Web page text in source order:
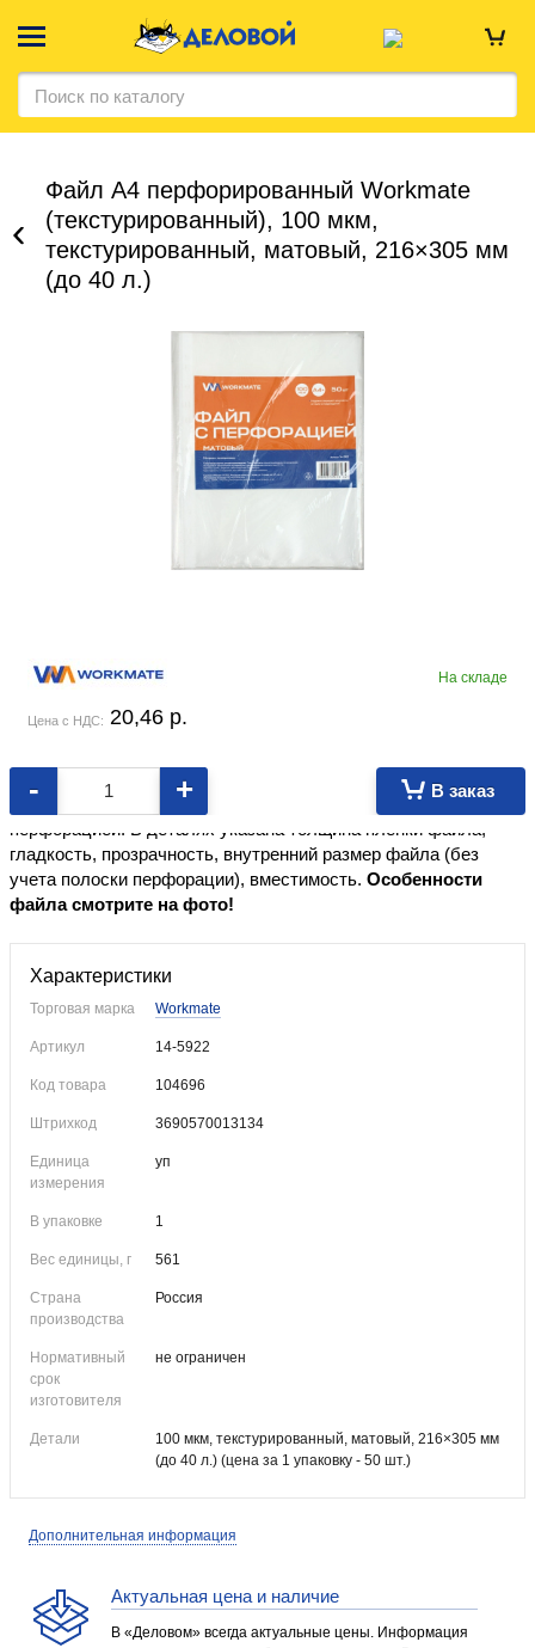
Файл А4 перфорированный Workmate
(текстурированный), 100 мкм,
текстурированный, матовый, 216×305 мм
(до 40 л.)
На складе
Цена с НДС: 20,46 p.
- + В заказ
Файл из полипропиленовой пленки с универсальной боковой
перфорацией. В деталях указана толщина пленки файла,
гладкость, прозрачность, внутренний размер файла (без
учета полоски перфорации), вместимость. Особенности
файла смотрите на фото!
Характеристики
Торговая марка Workmate
Артикул 14-5922
Код товара 104696
Штрихкод 3690570013134
Единица
измерения
уп
В упаковке 1
Вес единицы, г 561
Страна
производства
Россия
Нормативный
срок
изготовителя
не ограничен
Детали
100 мкм, текстурированный, матовый, 216×305 мм
(до 40 л.) (цена за 1 упаковку - 50 шт.)
Дополнительная информация
Актуальная цена и наличие
В «Деловом» всегда актуальные цены. Информация